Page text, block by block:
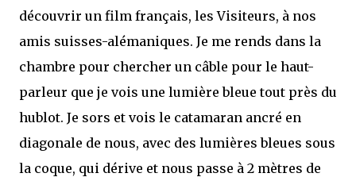
découvrir un film français, les Visiteurs, à nos
amis suisses-alémaniques. Je me rends dans la
chambre pour chercher un câble pour le haut-
parleur que je vois une lumière bleue tout près du
hublot. Je sors et vois le catamaran ancré en
diagonale de nous, avec des lumières bleues sous
la coque, qui dérive et nous passe à 2 mètres de